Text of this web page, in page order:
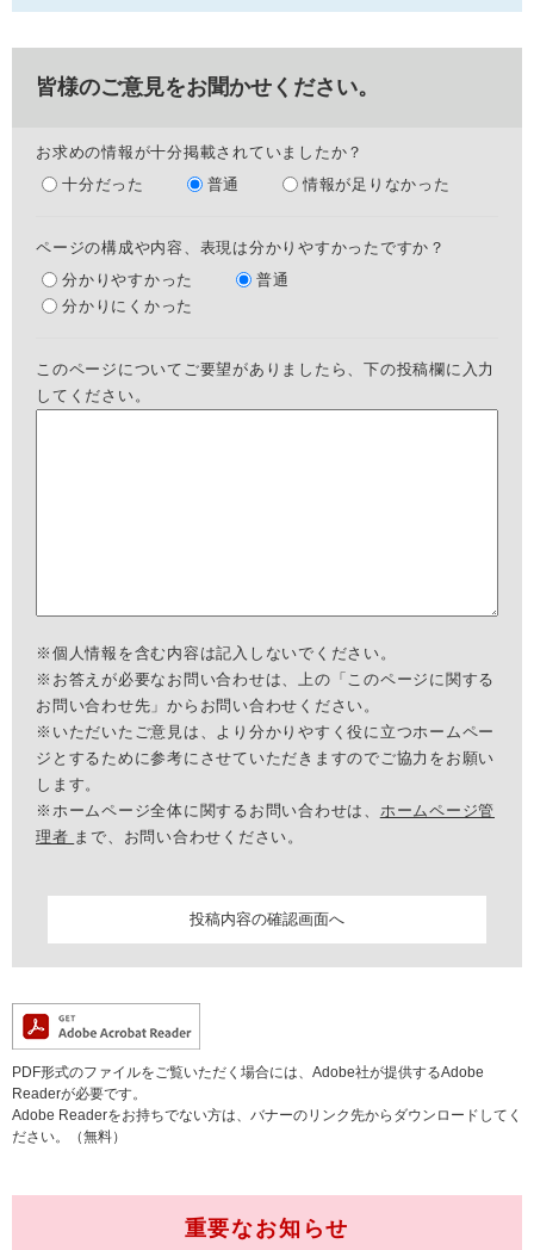
皆様のご意見をお聞かせください。
お求めの情報が十分掲載されていましたか？
十分だった
普通 情報が足りなかった
ページの構成や内容、表現は分かりやすかったですか？
分かりやすかった
普通
分かりにくかった
このページについてご要望がありましたら、下の投稿欄に入力
してください。
※個人情報を含む内容は記入しないでください。
※お答えが必要なお問い合わせは、上の「このページに関する
お問い合わせ先」からお問い合わせください。
※いただいたご意見は、より分かりやすく役に立つホームペー
ジとするために参考にさせていただきますのでご協力をお願い
します。
※ホームページ全体に関するお問い合わせは、 ホームページ管
理者 まで、お問い合わせください。
PDF形式のファイルをご覧いただく場合には、Adobe社が提供するAdobe
Readerが必要です。
Adobe Readerをお持ちでない方は、バナーのリンク先からダウンロードしてく
ださい。（無料）
重要なお知らせ